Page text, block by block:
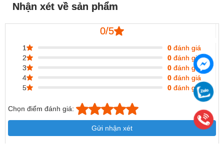
Nhận xét về sản phẩm
0/5
1 0 đánh giá
2
0 đánh giá
3
0 đánh giá
4
0 đánh giá
5
0 đánh giá
Chọn điểm đánh giá:
Gửi nhận xét